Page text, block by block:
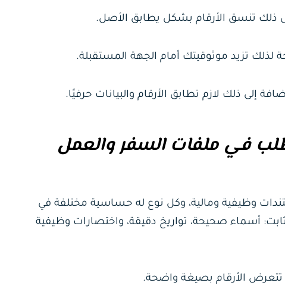
ذلك تنسق الأرقام بشكل يطابق الأصل.
لذلك تزيد موثوقيتك أمام الجهة المستقبلة.
إلى ذلك لازم تطابق الأرقام والبيانات حرفيًا.
في ملفات السفر والعمل
وظيفية ومالية، وكل نوع له حساسية مختلفة في
أسماء صحيحة، تواريخ دقيقة، واختصارات وظيفية
تتعرض الأرقام بصيغة واضحة.